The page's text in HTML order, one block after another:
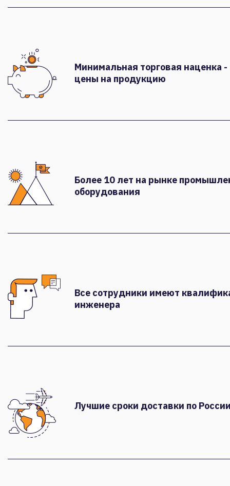
Минимальная торговая наценка
цены на продукцию
Более 10 лет на рынке
оборудования
Все сотрудники имеют
инженера
Лучшие сроки доставки по